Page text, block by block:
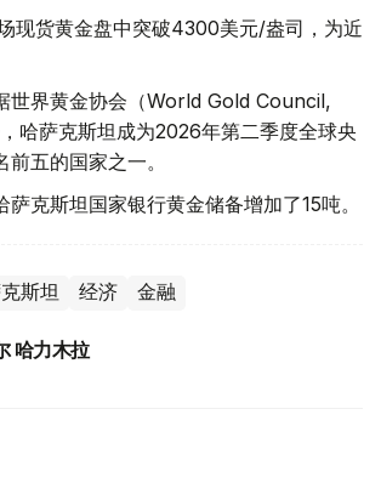
现货黄金盘中突破4300美元/盎司，为近
世界黄金协会（World Gold Council,
哈萨克斯坦成为2026年第二季度全球央
五的国家之一。
克斯坦国家银行黄金储备增加了15吨。
斯坦 经济 金融
哈力木拉